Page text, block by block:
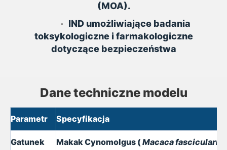
(MOA).
• IND umożliwiające badania
toksykologiczne i farmakologiczne
dotyczące bezpieczeństwa
Dane techniczne modelu
Parametr Specyfikacja
Gatunek Makak Cynomolgus (Macaca fascicularis